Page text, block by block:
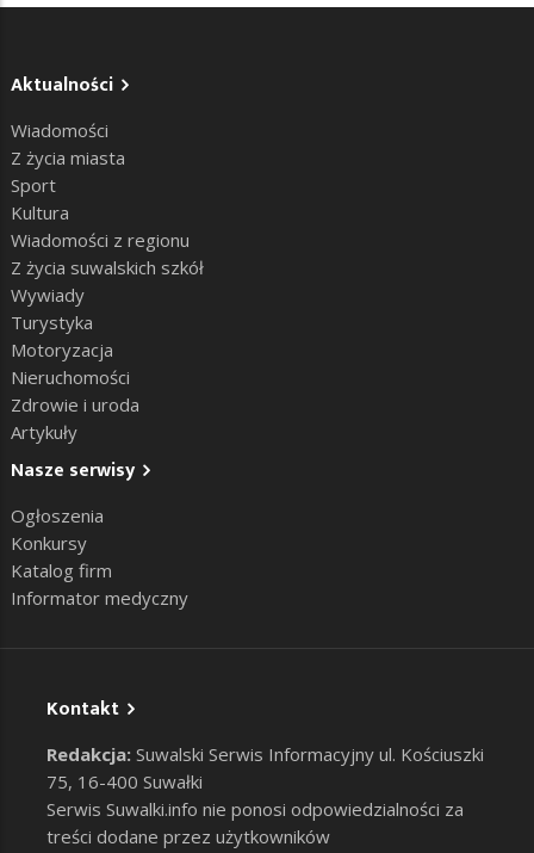
Aktualności
Wiadomości
Z życia miasta
Sport
Kultura
Wiadomości z regionu
Z życia suwalskich szkół
Wywiady
Turystyka
Motoryzacja
Nieruchomości
Zdrowie i uroda
Artykuły
Nasze serwisy
Ogłoszenia
Konkursy
Katalog firm
Informator medyczny
Kontakt
Redakcja: Suwalski Serwis Informacyjny ul. Kościuszki
75, 16-400 Suwałki
Serwis Suwalki.info nie ponosi odpowiedzialności za
treści dodane przez użytkowników